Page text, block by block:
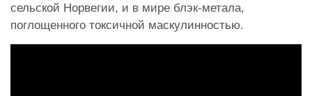
сельской Норвегии, и в мире блэк-метала,
поглощенного токсичной маскулинностью.